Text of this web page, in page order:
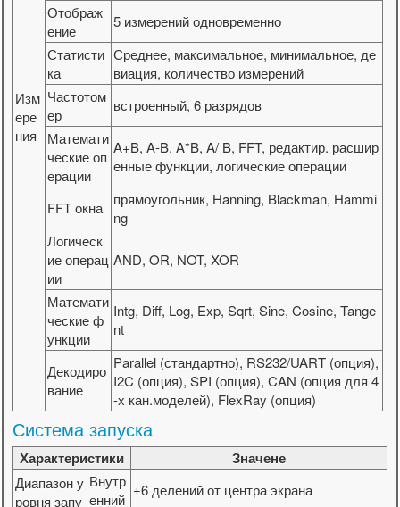
Изм
ере
ния
Отображ
ение
5 измерений одновременно
Статисти
ка
Среднее, максимальное, минимальное, де
виация, количество измерений
Частотом
ер
встроенный, 6 разрядов
Математи
ческие оп
ерации
A+B, A-B, A*B, A/ B, FFT, редактир. расшир
енные функции, логические операции
FFT окна прямоугольник, Hanning, Blackman, Hammi
ng
Логическ
ие операц
ии
AND, OR, NOT, XOR
Математи
ческие ф
ункции
Intg, Diff, Log, Exp, Sqrt, Sine, Cosine, Tange
nt
Декодиро
вание
Parallel (стандартно), RS232/UART (опция),
I2C (опция), SPI (опция), CAN (опция для 4
-х кан.моделей), FlexRay (опция)
Система запуска
Характеристики Значене
Диапазон у
ровня запу
Внутр
енний
±6 делений от центра экрана